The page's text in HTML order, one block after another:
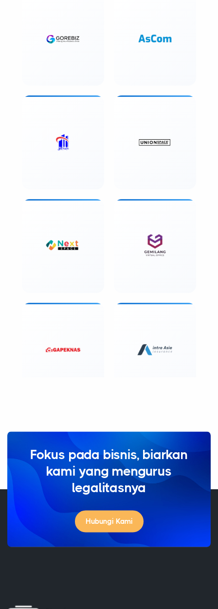
Fokus pada bisnis, biarkan
kami yang mengurus
legalitasnya